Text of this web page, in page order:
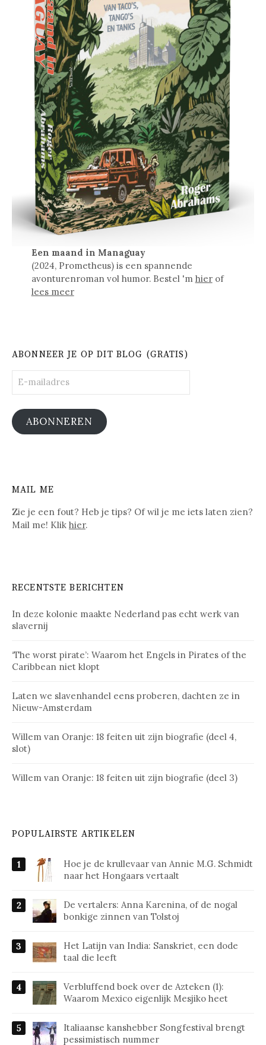
Een maand in Managuay
(2024, Prometheus) is een spannende
avonturenroman vol humor. Bestel 'm hierof
lees meer
ABONNEER JE OP DIT BLOG (GRATIS)
mailadres
ABONNEREN
MAIL ME
Zie je een fout? Heb je tips? Of wil je me iets laten zien?
Mail me! Klik hier.
RECENTSTE BERICHTEN
In deze kolonie maakte Nederland pas echt werk van
slavernij
‘The worst pirate’: Waarom het Engels in Pirates of the
Caribbean niet klopt
Laten we slavenhandel eens proberen, dachten ze in
Nieuw-Amsterdam
Willem van Oranje: 18 feiten uit zijn biografie (deel 4,
slot)
Willem van Oranje: 18 feiten uit zijn biografie (deel 3)
POPULAIRSTE ARTIKELEN
Hoe je de krullevaar van Annie M.G. Schmidt
naar het Hongaars vertaalt
De vertalers: Anna Karenina, of de nogal
bonkige zinnen van Tolstoj
Het Latijn van India: Sanskriet, een dode
taal die leeft
Verbluffend boek over de Azteken (1):
Waarom Mexico eigenlijk Mesjiko heet
Italiaanse kanshebber Songfestival brengt
pessimistisch nummer